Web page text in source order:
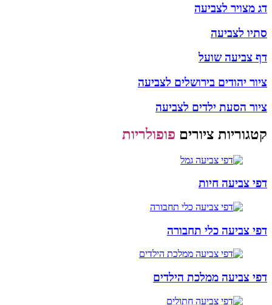
דג מצויר לצביעה
סתיו לצביעה
דף צביעה שועל
ציור יהודים בירושלים לצביעה
ציור הסעת ילדים לצביעה
קטגוריות ציורים פופולריות
דפי צביעה חיות
דפי צביעה כלי תחבורה
דפי צביעה ממלכת הילדים